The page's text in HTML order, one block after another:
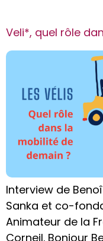
Veli*, quel rôle
Interview de
Sanka et co-
Animateur de la
Corneil. Bonjour